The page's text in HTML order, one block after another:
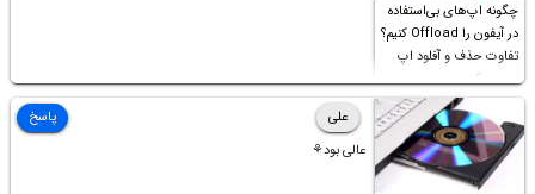
چگونه اپ‌های بی‌استفاده
در آیفون را Offload کنیم؟
تفاوت حذف و آفلود اپ
چیست؟
علی
عالی بود⚘
پاسخ